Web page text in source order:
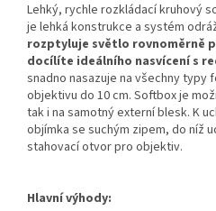
Lehký, rychle rozkládací kruhový
je lehká konstrukce a systém
rozptyluje světlo rovnoměrně
docílíte ideálního nasvícení s
snadno nasazuje na všechny typy
objektivu do 10 cm. Softbox je
tak i na samotný externí blesk. K
objímka se suchým zipem, do níž
stahovací otvor pro objektiv.
Hlavní výhody: